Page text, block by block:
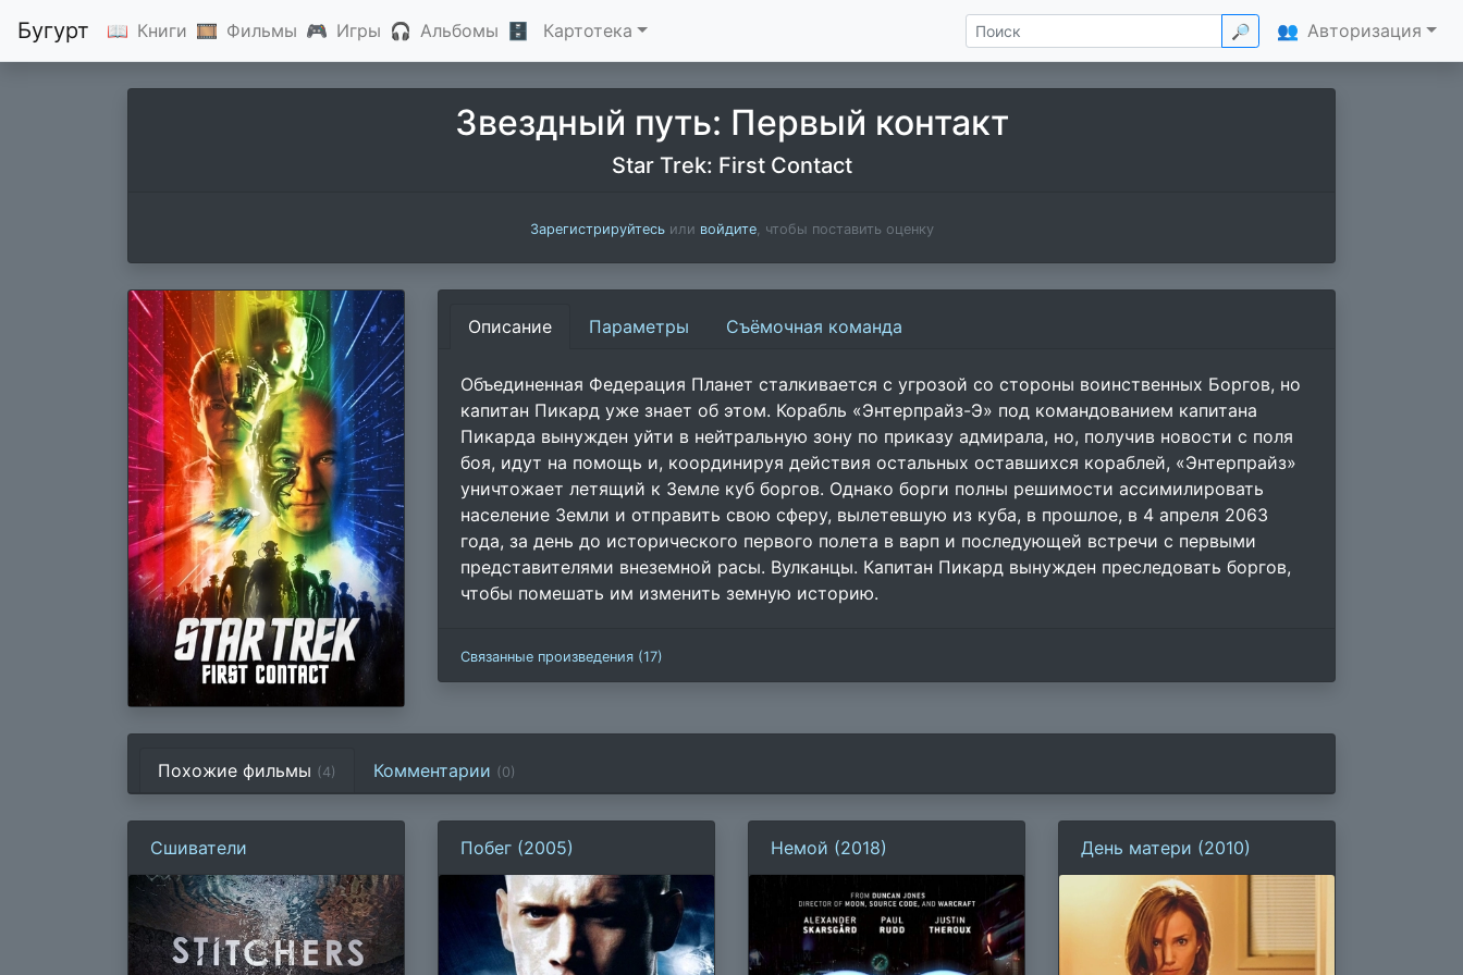
Бугурт 📖 Книги 🎞 Фильмы 🎮 Игры 🎧 Альбомы 🗄 Картотека 🔎 👥 Авторизация
Звездный путь: Первый контакт
Star Trek: First Contact
Зарегистрируйтесьили войдите, чтобы поставить оценку
Описание Параметры Съёмочная команда
Объединенная Федерация Планет сталкивается с угрозой со стороны воинственных Боргов, но
капитан Пикард уже знает об этом. Корабль «Энтерпрайз-Э» под командованием капитана
Пикарда вынужден уйти в нейтральную зону по приказу адмирала, но, получив новости с поля
боя, идут на помощь и, координируя действия остальных оставшихся кораблей, «Энтерпрайз»
уничтожает летящий к Земле куб боргов. Однако борги полны решимости ассимилировать
население Земли и отправить свою сферу, вылетевшую из куба, в прошлое, в 4 апреля 2063
года, за день до исторического первого полета в варп и последующей встречи с первыми
представителями внеземной расы. Вулканцы. Капитан Пикард вынужден преследовать боргов,
чтобы помешать им изменить земную историю.
Связанные произведения (17)
Похожие фильмы (4) Комментарии (0)
Сшиватели Побег (2005) Немой (2018) День матери (2010)